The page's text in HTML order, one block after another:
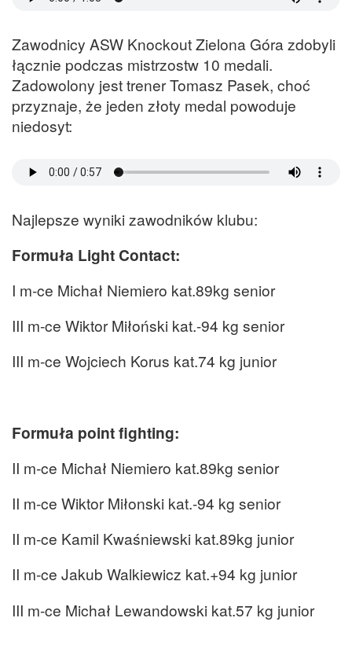
Zawodnicy ASW Knockout Zielona Góra zdobyli
łącznie podczas mistrzostw 10 medali.
Zadowolony jest trener Tomasz Pasek, choć
przyznaje, że jeden złoty medal powoduje
niedosyt:
Najlepsze wyniki zawodników klubu:
Formuła Light Contact:
I m-ce Michał Niemiero kat.89kg senior
III m-ce Wiktor Miłoński kat.-94 kg senior
III m-ce Wojciech Korus kat.74 kg junior
Formuła point fighting:
II m-ce Michał Niemiero kat.89kg senior
II m-ce Wiktor Miłonski kat.-94 kg senior
II m-ce Kamil Kwaśniewski kat.89kg junior
II m-ce Jakub Walkiewicz kat.+94 kg junior
III m-ce Michał Lewandowski kat.57 kg junior